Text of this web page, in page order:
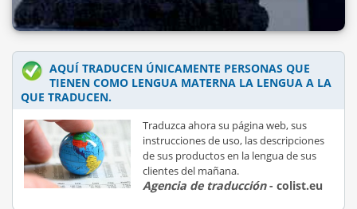
AQUÍ TRADUCEN ÚNICAMENTE PERSONAS QUE
TIENEN COMO LENGUA MATERNA LA LENGUA A LA
QUE TRADUCEN.
Traduzca ahora su página web, sus
instrucciones de uso, las descripciones
de sus productos en la lengua de sus
clientes del mañana.
Agencia de traducción- colist.eu